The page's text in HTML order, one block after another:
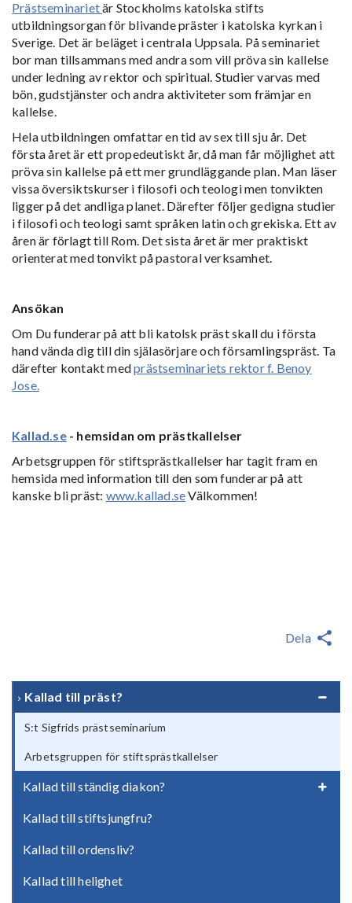
Kallad till präst?
S:t Sigfrids prästseminarium
Arbetsgruppen för stiftsprästkallelser
Kallad till ständig diakon?
Kallad till stiftsjungfru?
Kallad till ordensliv?
Kallad till helighet
Prästseminarietär Stockholms katolska stifts
utbildningsorgan för blivande präster i katolska kyrkan i
Sverige. Det är beläget i centrala Uppsala. På seminariet
bor man tillsammans med andra som vill pröva sin kallelse
under ledning av rektor och spiritual. Studier varvas med
bön, gudstjänster och andra aktiviteter som främjar en
kallelse.
Hela utbildningen omfattar en tid av sex till sju år. Det
första året är ett propedeutiskt år, då man får möjlighet att
pröva sin kallelse på ett mer grundläggande plan. Man läser
vissa översiktskurser i filosofi och teologi men tonvikten
ligger på det andliga planet. Därefter följer gedigna studier
i filosofi och teologi samt språken latin och grekiska. Ett av
åren är förlagt till Rom. Det sista året är mer praktiskt
orienterat med tonvikt på pastoral verksamhet.
Ansökan
Om Du funderar på att bli katolsk präst skall du i första
hand vända dig till din själasörjare och församlingspräst. Ta
därefter kontakt medprästseminariets rektor f. Benoy
Jose.
Kallad.se- hemsidan om prästkallelser
Arbetsgruppen för stiftsprästkallelser har tagit fram en
hemsida med information till den som funderar på att
kanske bli präst: www.kallad.seVälkommen!
Dela